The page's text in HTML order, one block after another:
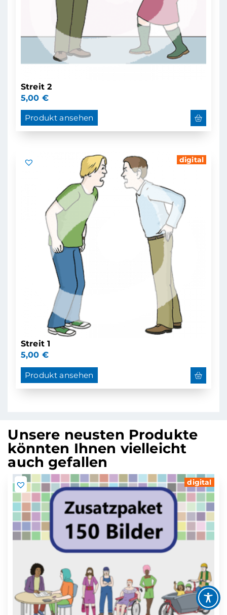
Streit 2
5,00 €
Produkt ansehen
digital
Streit 1
5,00 €
Produkt ansehen
Unsere neusten Produkte
könnten Ihnen vielleicht
auch gefallen
digital